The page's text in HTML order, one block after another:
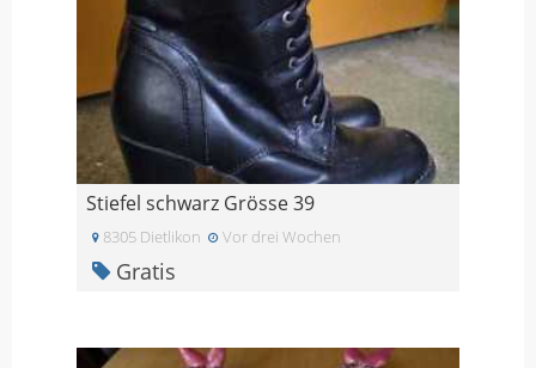
Stiefel schwarz Grösse 39
8305 Dietlikon Vor drei Wochen
Gratis